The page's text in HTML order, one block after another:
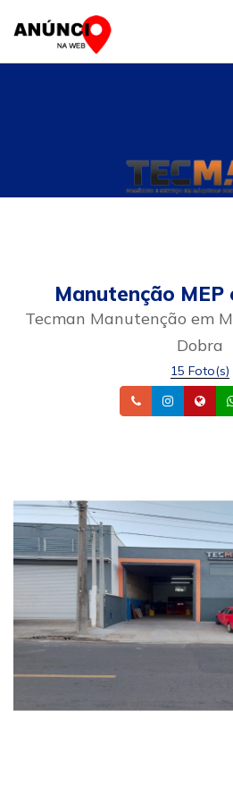
Manutenção MEP
Tecman Manutenção em
Dobra
15 Foto(s)
Telefone